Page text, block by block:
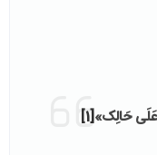
عَلَى حَالِک»[1]